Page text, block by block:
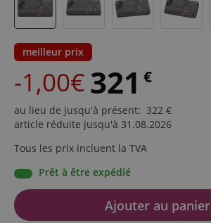
meilleur prix
-1,00€321 €
au lieu de jusqu'à présent: 322 €
article réduite jusqu'à 31.08.2026
Tous les prix incluent la TVA
Prêt à être expédié
Ajouter au panier